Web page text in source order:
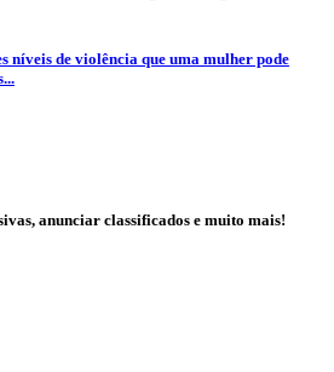
níveis de violência que uma mulher pode
anunciar classificados e muito mais!